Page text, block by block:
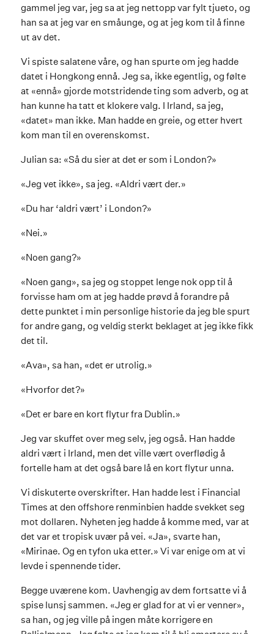
gammel jeg var, jeg sa at jeg nettopp var fylt tjueto, og
han sa at jeg var en småunge, og at jeg kom til å finne
ut av det.
Vi spiste salatene våre, og han spurte om jeg hadde
datet i Hongkong ennå. Jeg sa, ikke egentlig, og følte
at «ennå» gjorde motstridende ting som adverb, og at
han kunne ha tatt et klokere valg. I Irland, sa jeg,
«datet» man ikke. Man hadde en greie, og etter hvert
kom man til en overenskomst.
Julian sa: «Så du sier at det er som i London?»
«Jeg vet ikke», sa jeg. «Aldri vært der.»
«Du har ‘aldri vært’ i London?»
«Nei.»
«Noen gang?»
«Noen gang», sa jeg og stoppet lenge nok opp til å
forvisse ham om at jeg hadde prøvd å forandre på
dette punktet i min personlige historie da jeg ble spurt
for andre gang, og veldig sterkt beklaget at jeg ikke fikk
det til.
«Ava», sa han, «det er utrolig.»
«Hvorfor det?»
«Det er bare en kort flytur fra Dublin.»
Jeg var skuffet over meg selv, jeg også. Han hadde
aldri vært i Irland, men det ville vært overflødig å
fortelle ham at det også bare lå en kort flytur unna.
Vi diskuterte overskrifter. Han hadde lest i Financial
Times at den offshore renminbien hadde svekket seg
mot dollaren. Nyheten jeg hadde å komme med, var at
det var et tropisk uvær på vei. «Ja», svarte han,
«Mirinae. Og en tyfon uka etter.» Vi var enige om at vi
levde i spennende tider.
Begge uværene kom. Uavhengig av dem fortsatte vi å
spise lunsj sammen. «Jeg er glad for at vi er venner»,
sa han, og jeg ville på ingen måte korrigere en